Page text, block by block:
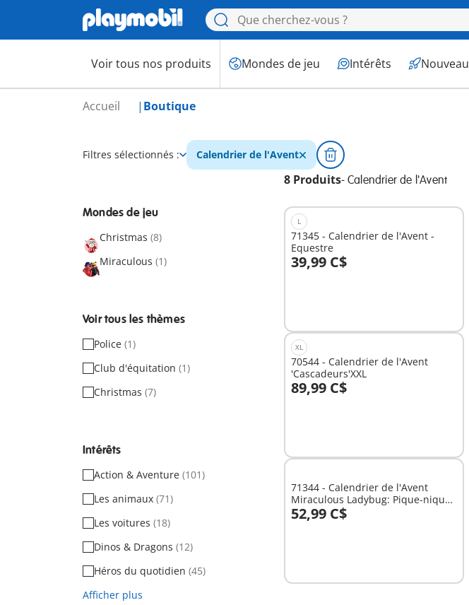
Voir tous nos produits Mondes de jeu Intérêts Nouveau
Accueil Boutique
Filtres sélectionnés : Calendrier de l'Avent
8 Produits- Calendrier de l'Avent
Mondes de jeu
Christmas (8)
Miraculous (1)
Voir tous les thèmes
Police (1)
Club d'équitation (1)
Christmas (7)
Intérêts
Action & Aventure (101)
Les animaux (71)
Les voitures (18)
Dinos & Dragons (12)
Héros du quotidien (45)
Afficher plus
L
71345 - Calendrier de l'Avent -
Equestre
39,99 C$
Au panier
XL
70544 - Calendrier de l'Avent
'Cascadeurs'XXL
89,99 C$
Au panier
71344 - Calendrier de l'Avent
Miraculous Ladybug: Pique-nique
à Paris
52,99 C$
Au panier